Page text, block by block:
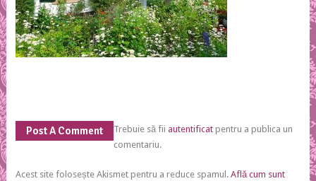
Post A Comment Trebuie să fii autentificatpentru a publica un
comentariu.
Acest site folosește Akismet pentru a reduce spamul. Află cum sunt